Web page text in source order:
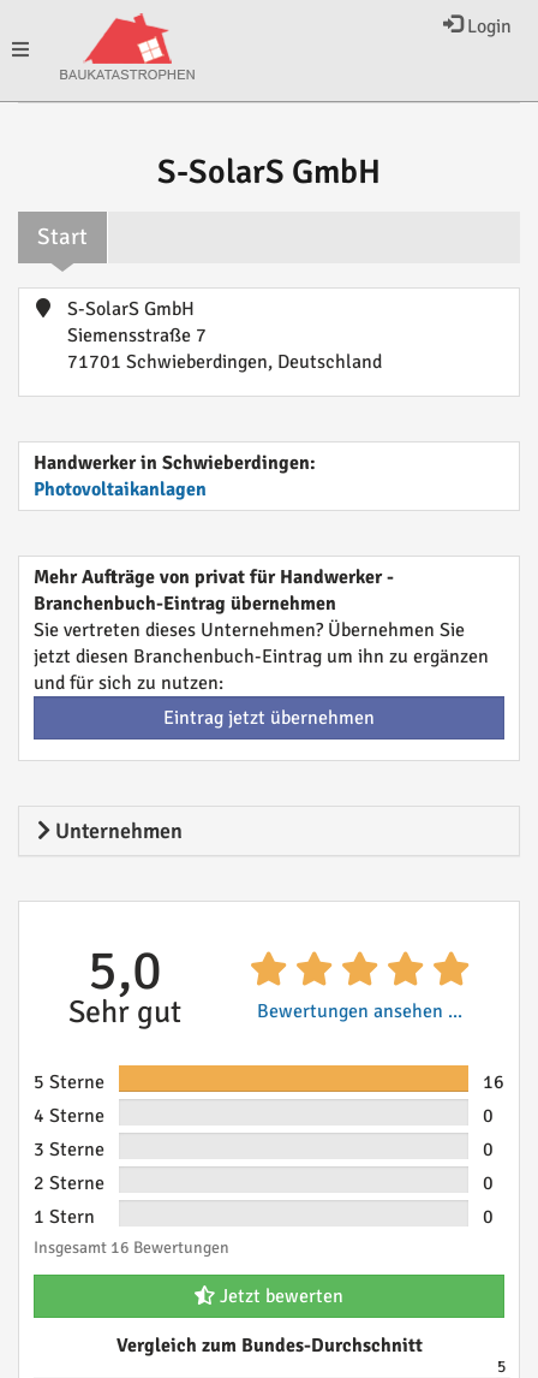
Login
Toggle
S-SolarS GmbH
Start
S-SolarS GmbH
Siemensstraße 7
71701 Schwieberdingen, Deutschland
Handwerker in Schwieberdingen:
Photovoltaikanlagen
Mehr Aufträge von privat für Handwerker -
Branchenbuch-Eintrag übernehmen
Sie vertreten dieses Unternehmen? Übernehmen Sie
jetzt diesen Branchenbuch-Eintrag um ihn zu ergänzen
und für sich zu nutzen:
Eintrag jetzt übernehmen
Unternehmen
5,0
Sehr gut Bewertungen ansehen ...
5 Sterne
16
4 Sterne
0
3 Sterne
0
2 Sterne
0
1 Stern
0
Insgesamt 16 Bewertungen
Jetzt bewerten
Vergleich zum Bundes-Durchschnitt
5